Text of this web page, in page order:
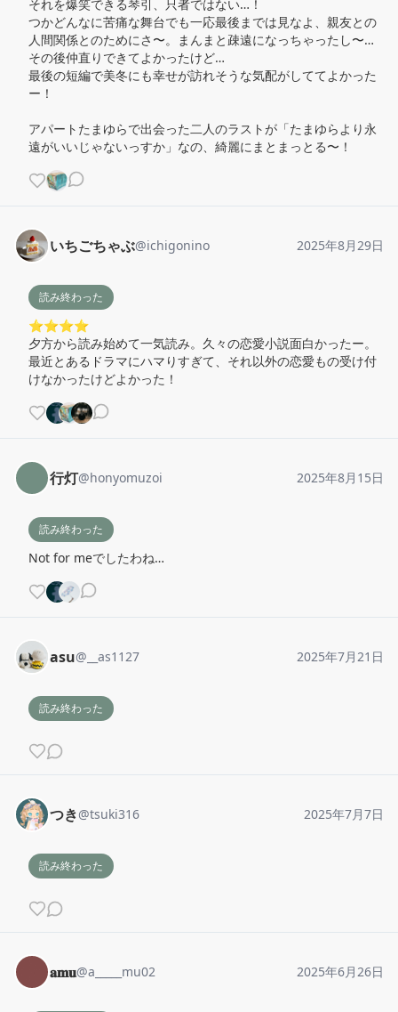
それを爆笑できる琴引、只者ではない…！
つかどんなに苦痛な舞台でも一応最後までは見なよ、親友との
人間関係とのためにさ〜。まんまと疎遠になっちゃったし〜…
その後仲直りできてよかったけど…
最後の短編で美冬にも幸せが訪れそうな気配がしててよかった
ー！
アパートたまゆらで出会った二人のラストが「たまゆらより永
遠がいいじゃないっすか」なの、綺麗にまとまっとる〜！
いちごちゃぶ@ichigonino 2025年8月29日
読み終わった
⭐️⭐️⭐️⭐️
夕方から読み始めて一気読み。久々の恋愛小説面白かったー。
最近とあるドラマにハマりすぎて、それ以外の恋愛もの受け付
けなかったけどよかった！
行灯@honyomuzoi 2025年8月15日
読み終わった
Not for meでしたわね…
asu@ __as1127 2025年7月21日
読み終わった
つき@tsuki316 2025年7月7日
読み終わった
𝐚𝐦𝐮@a_____mu02 2025年6月26日